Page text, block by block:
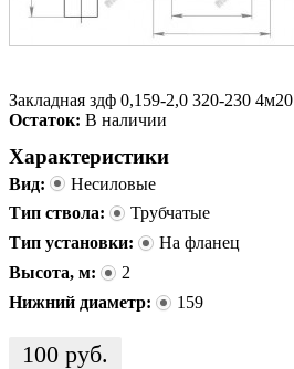
Закладная здф 0,159-2,0 320-230 4м20
Остаток: В наличии
Характеристики
Вид:
Несиловые
Тип ствола:
Трубчатые
Тип установки:
На фланец
Высота, м:
2
Нижний диаметр:
159
100 руб.